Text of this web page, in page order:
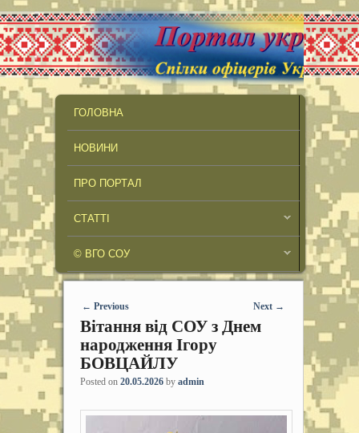
SKIP TO PRIMARY CONTENT
SKIP TO SECONDARY CONTENT
ГОЛОВНА
НОВИНИ
ПРО ПОРТАЛ
СТАТТІ
© ВГО СОУ
Post navigation
← Previous Next →
Вітання від СОУ з Днем
народження Ігору
БОВЦАЙЛУ
Posted on 20.05.2026 by admin